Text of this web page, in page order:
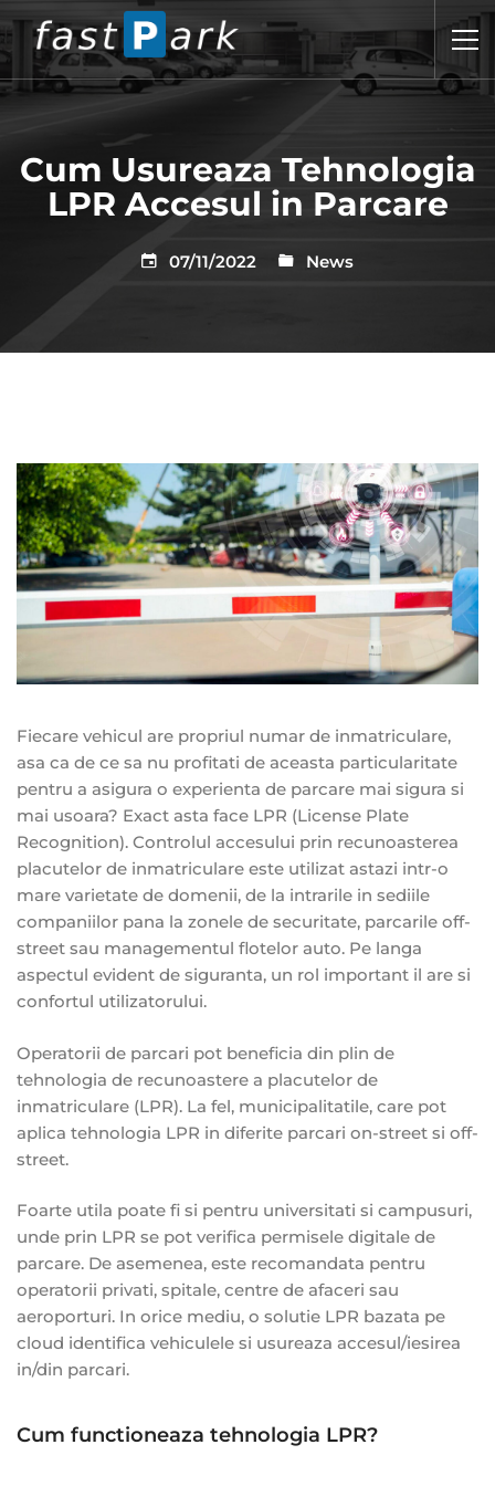
Cum Usureaza Tehnologia
LPR Accesul in Parcare
07/11/2022 News
Fiecare vehicul are propriul numar de inmatriculare,
asa ca de ce sa nu profitati de aceasta particularitate
pentru a asigura o experienta de parcare mai sigura si
mai usoara? Exact asta face LPR (License Plate
Recognition). Controlul accesului prin recunoasterea
placutelor de inmatriculare este utilizat astazi intr-o
mare varietate de domenii, de la intrarile in sediile
companiilor pana la zonele de securitate, parcarile off-
street sau managementul flotelor auto. Pe langa
aspectul evident de siguranta, un rol important il are si
confortul utilizatorului.
Operatorii de parcari pot beneficia din plin de
tehnologia de recunoastere a placutelor de
inmatriculare (LPR). La fel, municipalitatile, care pot
aplica tehnologia LPR in diferite parcari on-street si off-
street.
Foarte utila poate fi si pentru universitati si campusuri,
unde prin LPR se pot verifica permisele digitale de
parcare. De asemenea, este recomandata pentru
operatorii privati, spitale, centre de afaceri sau
aeroporturi. In orice mediu, o solutie LPR bazata pe
cloud identifica vehiculele si usureaza accesul/iesirea
in/din parcari.
Cum functioneaza tehnologia LPR?